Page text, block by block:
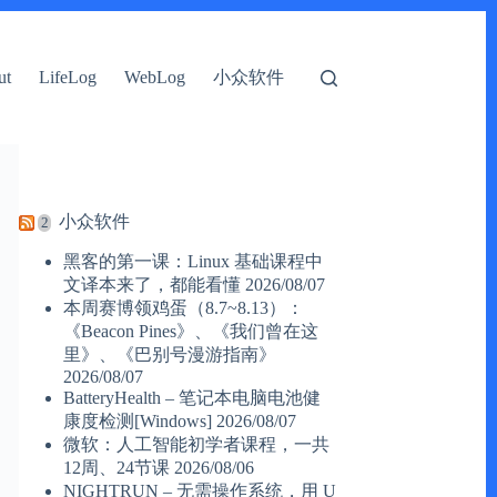
LifeLog WebLog 小众软件
小众软件
黑客的第一课：Linux 基础课程中
文译本来了，都能看懂 2026/08/07
本周赛博领鸡蛋（8.7~8.13）：
《Beacon Pines》、《我们曾在这
里》、《巴别号漫游指南》
2026/08/07
BatteryHealth – 笔记本电脑电池健
康度检测[Windows] 2026/08/07
微软：人工智能初学者课程，一共
12周、24节课 2026/08/06
NIGHTRUN – 无需操作系统，用 U